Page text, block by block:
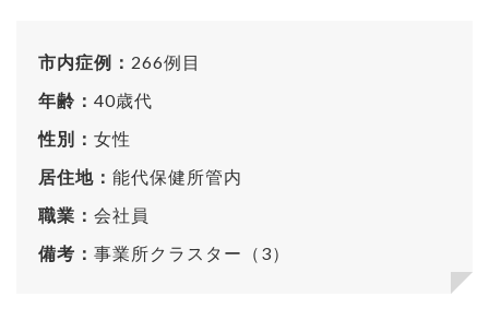
市内症例： 266例目
年齢： 40歳代
性別： 女性
居住地： 能代保健所管内
職業： 会社員
備考： 事業所クラスター（3）